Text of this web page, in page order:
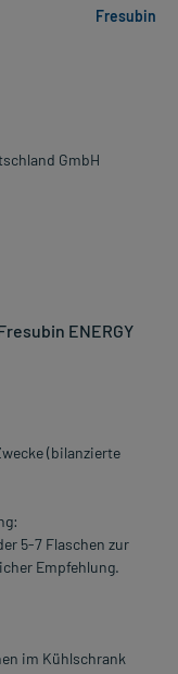
Fresubin
GmbH
ENERGY
(bilanzierte
5-7 Flaschen zur
Empfehlung.
im Kühlschrank